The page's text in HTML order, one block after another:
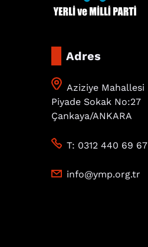
Adres
Aziziye Mahallesi
Piyade Sokak No:27
Çankaya/ANKARA
T: 0312 440 69 67
info@ymp.org.tr